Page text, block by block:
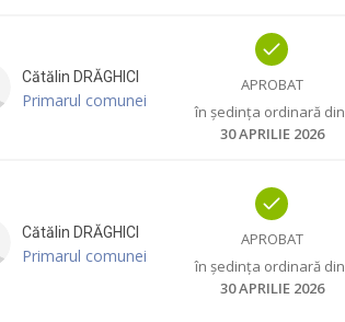
Cătălin DRĂGHICI
Primarul comunei
APROBAT
în ședința ordinară din
30 APRILIE 2026
Cătălin DRĂGHICI
Primarul comunei
APROBAT
în ședința ordinară din
30 APRILIE 2026